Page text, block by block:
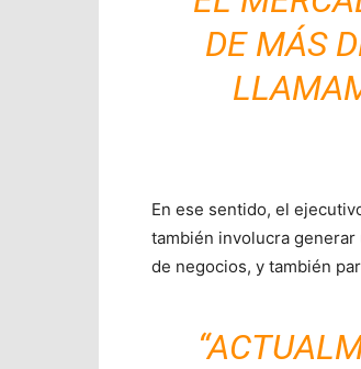
DE MÁS
En ese sentido, el
también involucra
de negocios, y también